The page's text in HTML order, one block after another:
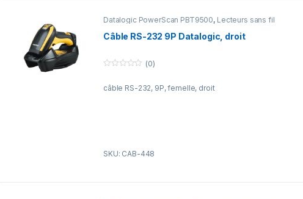
Datalogic PowerScan PBT9500, Lecteurs sans fil
Câble RS-232 9P Datalogic, droit
u
(0)
câble RS-232, 9P, femelle, droit
SKU: CAB-448